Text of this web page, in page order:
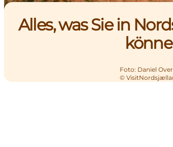
Alles, was Sie in
Foto: Daniel
©